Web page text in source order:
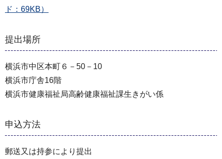
ド：69KB）
提出場所
横浜市中区本町６－50－10
横浜市庁舎16階
横浜市健康福祉局高齢健康福祉課生きがい係
申込方法
郵送又は持参により提出